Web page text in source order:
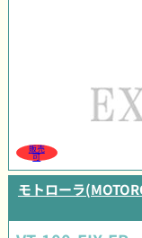
販売
可
モトローラ